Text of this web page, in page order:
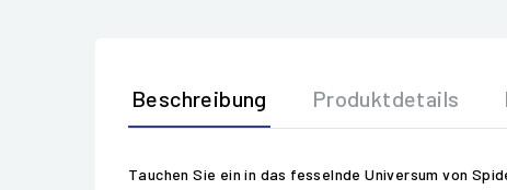
Beschreibung Produktdetails
Tauchen Sie ein in das fesselnde Universum von